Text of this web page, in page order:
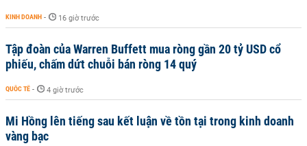
KINH DOANH - 16 giờ trước
Tập đoàn của Warren Buffett mua ròng gần 20 tỷ USD cổ
phiếu, chấm dứt chuỗi bán ròng 14 quý
QUỐC TẾ - 4 giờ trước
Mi Hồng lên tiếng sau kết luận về tồn tại trong kinh doanh
vàng bạc